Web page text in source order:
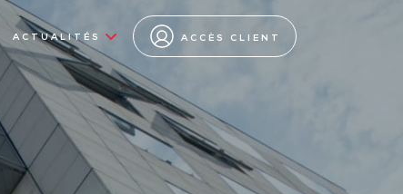
ACTUALITÉS ACCÈS CLIENT